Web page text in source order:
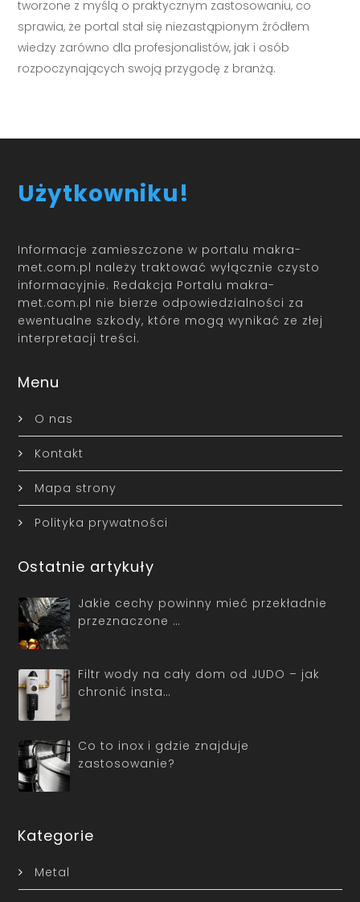
tworzone z myślą o praktycznym zastosowaniu, co
sprawia, że portal stał się niezastąpionym źródłem
wiedzy zarówno dla profesjonalistów, jak i osób
rozpoczynających swoją przygodę z branżą.
Użytkowniku!
Informacje zamieszczone w portalu makra-
met.com.pl należy traktować wyłącznie czysto
informacyjnie. Redakcja Portalu makra-
met.com.pl nie bierze odpowiedzialności za
ewentualne szkody, które mogą wynikać ze złej
interpretacji treści.
Menu
O nas
Kontakt
Mapa strony
Polityka prywatności
Ostatnie artykuły
Jakie cechy powinny mieć przekładnie
przeznaczone …
Filtr wody na cały dom od JUDO – jak
chronić insta…
Co to inox i gdzie znajduje
zastosowanie?
Kategorie
Metal